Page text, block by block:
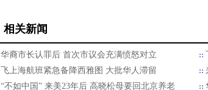
相关新闻
华裔市长认罪后 首次市议会充满愤怒对立
飞上海航班紧急备降西雅图 大批华人滞留
“不如中国” 来美23年后 高晓松母要回北京养老